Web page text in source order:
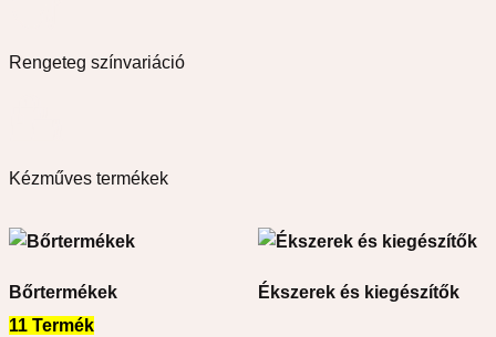
Rengeteg színvariáció
Kézműves termékek
Bőrtermékek
11 Termék
Ékszerek és kiegészítők